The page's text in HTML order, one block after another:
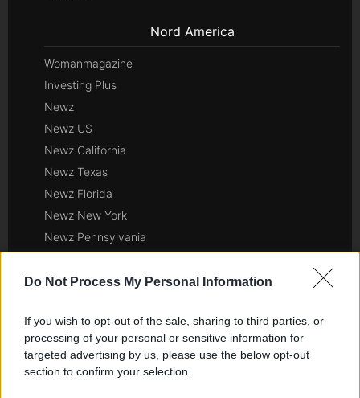
Do Not Process My Personal Information
If you wish to opt-out of the sale, sharing to third parties, or
processing of your personal or sensitive information for
targeted advertising by us, please use the below opt-out
section to confirm your selection.
Nord America
Womanmagazine
Investing Plus
Newz
Newz US
Newz California
Newz Texas
Newz Florida
Newz New York
Newz Pennsylvania
Newz Ohio
Hig Tech Mag
Scoop Mag
Lgbtqia News